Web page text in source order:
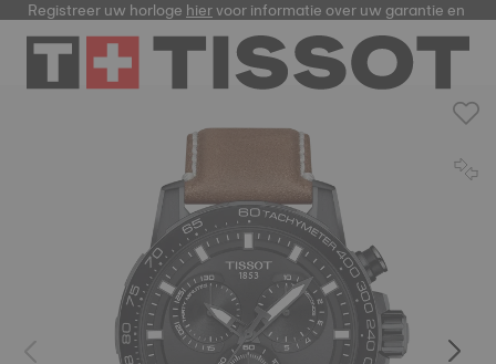
Registreer uw horlogehiervoor informatie over uw garantie en